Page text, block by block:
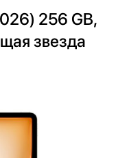
256 GB,
звезда